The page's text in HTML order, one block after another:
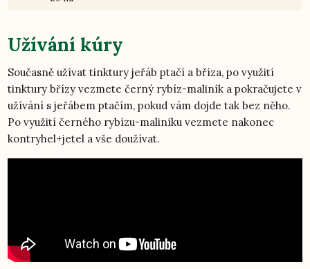
Užívání kúry
Současně užívat tinktury jeřáb ptačí a bříza, po využití
tinktury břízy vezmete černý rybíz-maliník a pokračujete v
užívání s jeřábem ptačím, pokud vám dojde tak bez něho.
Po využití černého rybízu-maliníku vezmete nakonec
kontryhel+jetel a vše doužívat.